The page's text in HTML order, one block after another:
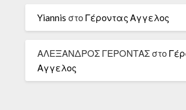
Yiannis στο Γέροντας Αγγελος
ΑΛΕΞΑΝΔΡΟΣ ΓΕΡΟΝΤΑΣ στο
Αγγελος